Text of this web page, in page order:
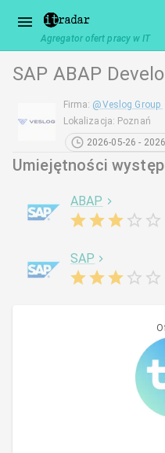
Agregator ofert pracy w IT
SAP ABAP
Firma: @Veslog Group
Lokalizacja: Poznań
2026-05-26 -
Umiejętności
ABAP
SAP